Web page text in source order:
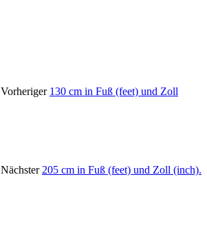
Vorheriger 130 cm in Fuß (feet) und Zoll
Nächster 205 cm in Fuß (feet) und Zoll (inch).